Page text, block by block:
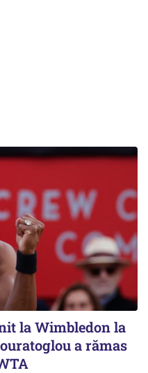
la Wimbledon la
a rămas